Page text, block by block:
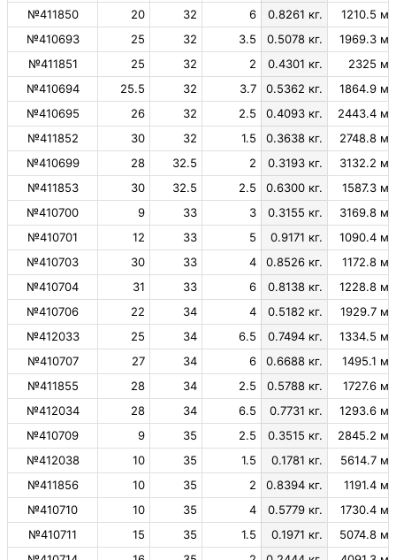
№411850
20 32 6 0.8261 кг.
1210.5 м.
№410693
25 32 3.5 0.5078 кг.
1969.3 м.
№411851
25 32 2 0.4301 кг.
2325 м.
№410694
25.5 32 3.7 0.5362 кг.
1864.9 м.
№410695
26 32 2.5 0.4093 кг.
2443.4 м.
№411852
30 32 1.5 0.3638 кг.
2748.8 м.
№410699
28 32.5 2 0.3193 кг.
3132.2 м.
№411853
30 32.5 2.5 0.6300 кг.
1587.3 м.
№410700
9 33 3 0.3155 кг.
3169.8 м.
№410701
12 33 5 0.9171 кг.
1090.4 м.
№410703
30 33 4 0.8526 кг.
1172.8 м.
№410704
31 33 6 0.8138 кг.
1228.8 м.
№410706
22 34 4 0.5182 кг.
1929.7 м.
№412033
25 34 6.5 0.7494 кг.
1334.5 м.
№410707
27 34 6 0.6688 кг.
1495.1 м.
№411855
28 34 2.5 0.5788 кг.
1727.6 м.
№412034
28 34 6.5 0.7731 кг.
1293.6 м.
№410709
9 35 2.5 0.3515 кг.
2845.2 м.
№412038
10 35 1.5 0.1781 кг.
5614.7 м.
№411856
10 35 2 0.8394 кг.
1191.4 м.
№410710
10 35 4 0.5779 кг.
1730.4 м.
№410711
15 35 1.5 0.1971 кг.
5074.8 м.